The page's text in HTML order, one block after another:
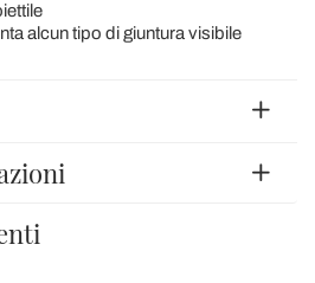
alcun tipo di giuntura visibile